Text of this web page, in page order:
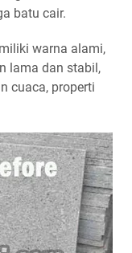
batu cair.
warna alami,
lama dan stabil,
cuaca, properti